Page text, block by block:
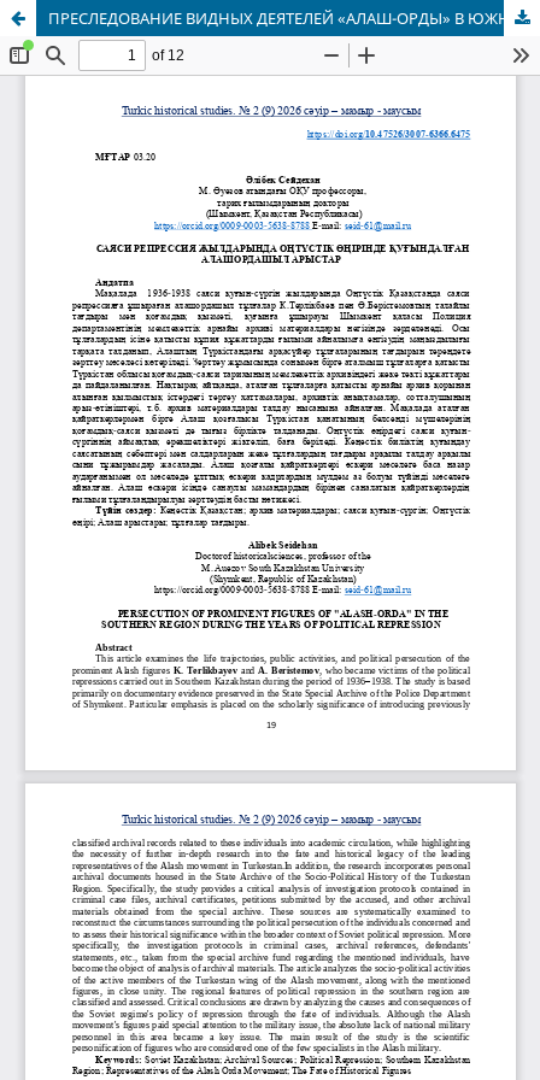
ПРЕСЛЕДОВАНИЕ ВИДНЫХ ДЕЯТЕЛЕЙ «АЛАШ-ОРДЫ» В ЮЖНОМ РЕГИОНЕ В ГОДЫ ПОЛИТИЧЕСКИХ РЕПРЕССИЙ